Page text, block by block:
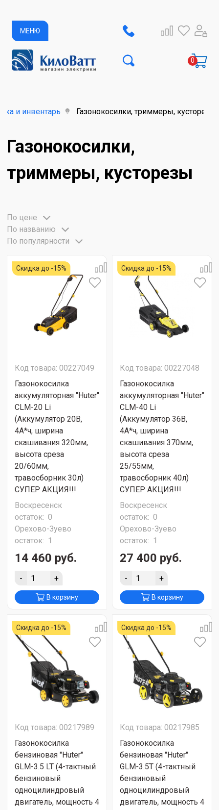
МЕНЮ
и инвентарь Газонокосилки, триммеры, кусторезы
Газонокосилки,
триммеры, кусторезы
По цене
По названию
По популярности
Скидка до -15%
Код товара: 00227049
Газонокосилка
аккумуляторная "Huter"
CLM-20 Li
(Аккумулятор 20В,
4А*ч, ширина
скашивания 320мм,
высота среза
20/60мм,
травосборник 30л)
СУПЕР АКЦИЯ!!!
Воскресенск
остаток: 0
Орехово-Зуево
остаток: 1
14 460 руб.
- +
В корзину
Скидка до -15%
Код товара: 00227048
Газонокосилка
аккумуляторная "Huter"
CLM-40 Li
(Аккумулятор 36В,
4А*ч, ширина
скашивания 370мм,
высота среза
25/55мм,
травосборник 40л)
СУПЕР АКЦИЯ!!!
Воскресенск
остаток: 0
Орехово-Зуево
остаток: 1
27 400 руб.
- +
В корзину
Скидка до -15%
Код товара: 00217989
Газонокосилка
бензиновая "Huter"
GLM-3.5 LT (4-тактный
бензиновый
одноцилиндровый
двигатель, мощность 4
Скидка до -15%
Код товара: 00217985
Газонокосилка
бензиновая "Huter"
GLM-3.5T (4-тактный
бензиновый
одноцилиндровый
двигатель, мощность 4